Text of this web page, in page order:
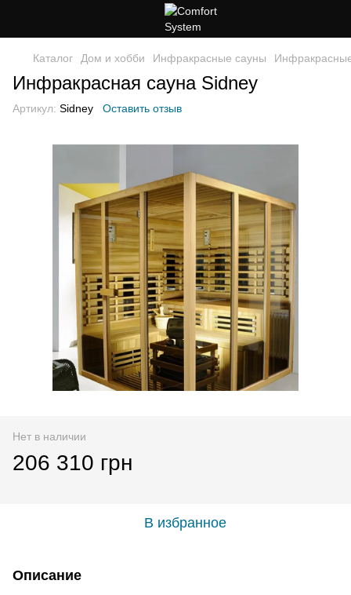
Каталог Дом и хобби Инфракрасные сауны
Инфракрасная сауна Sidney
Артикул: Sidney Оставить отзыв
Нет в наличии
206 310 грн
В избранное
Описание